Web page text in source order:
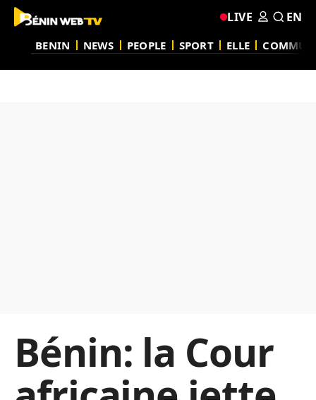
BENIN NEWS PEOPLE SPORT ELLE
LIVE EN
Bénin: la Cour